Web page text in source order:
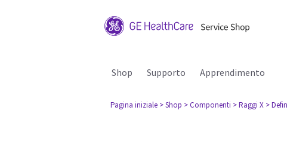
Shop Supporto Apprendimento
Pagina iniziale > Shop > Componenti > Raggi X >